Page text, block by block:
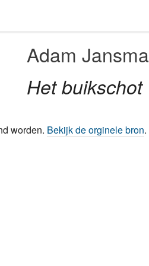
Adam Jansma
Het buikschot
worden. Bekijk de orginele bron.